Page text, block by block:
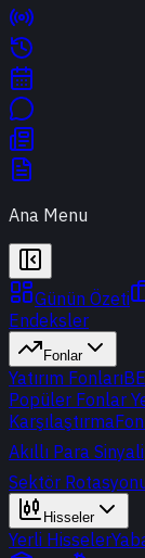
Ana Menu
Günün Özeti
Endeksler
Fonlar
Yatırım Fonları
Popüler Fonlar
Karşılaştırma
Akıllı Para Sinyali
Sektör
Hisseler
Yerli Hisseler